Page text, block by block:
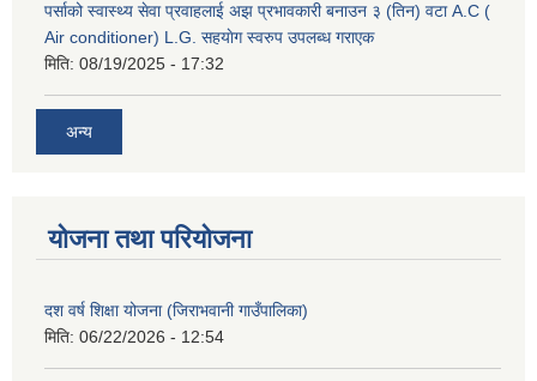
पर्साको स्वास्थ्य सेवा प्रवाहलाई अझ प्रभावकारी बनाउन ३ (तिन) वटा A.C (
Air conditioner) L.G. सहयाेग स्वरुप उपलब्ध गराएक
मिति: 08/19/2025 - 17:32
अन्य
योजना तथा परियोजना
दश वर्ष शिक्षा योजना (जिराभवानी गाउँपालिका)
मिति: 06/22/2026 - 12:54